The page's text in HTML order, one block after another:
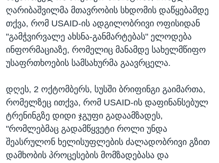
ღარიბაშვილმა მთავრობის სხდომის დაწყებამდე
თქვა, რომ USAID-ის ადგილობრივი ოფისიდან
"გამჭვირვალე ახსნა-განმარტებას" ელოდება
ინფორმაციაზე, რომელიც მანამდე სახელმწიფო
უსაფრთხოების სამსახურმა გაავრცელა.
დღეს, 2 ოქტომბერს, სუსში ბრიფინგი გაიმართა,
რომელზეც ითქვა, რომ USAID-ის ​დაფინანსებულ
ტრენინგზე დიდი ჯგუფი გადაამზადეს,
"რომლებმაც გადამწყვეტი როლი უნდა
შეასრულონ ხელისუფლების ძალადობრივი გზით
დამხობის პროცესების მომზადებასა და